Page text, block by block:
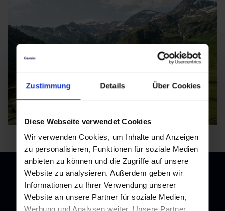
Zustimmung Details Über Cookies
Diese Webseite verwendet Cookies
Wir verwenden Cookies, um Inhalte und Anzeigen
zu personalisieren, Funktionen für soziale Medien
anbieten zu können und die Zugriffe auf unsere
Website zu analysieren. Außerdem geben wir
Informationen zu Ihrer Verwendung unserer
Website an unsere Partner für soziale Medien,